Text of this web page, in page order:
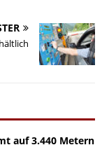
auf 3.440 Metern